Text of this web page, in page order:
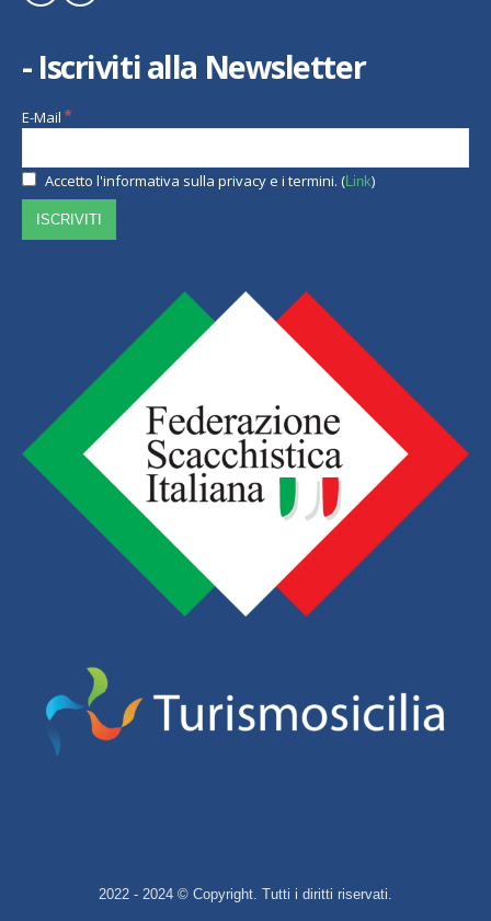
- Iscriviti alla Newsletter
E-Mail *
Accetto l'informativa sulla privacy e i termini. (Link)
2022 - 2024 © Copyright. Tutti i diritti riservati.